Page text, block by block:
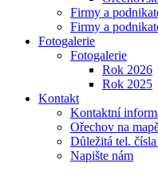
Firmy a
Firmy a
Fotogalerie
Fotogalerie
Rok 2026
Rok 2025
Kontakt
Kontaktní
Ořechov na
Důležitá tel.
Napište nám